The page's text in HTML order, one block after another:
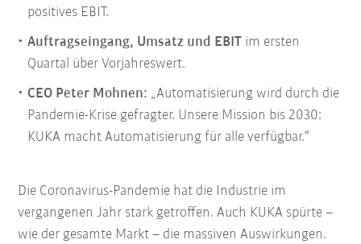
positives EBIT.
Auftragseingang, Umsatz und EBIT im ersten
Quartal über Vorjahreswert.
CEO Peter Mohnen: „Automatisierung wird durch die
Pandemie-Krise gefragter. Unsere Mission bis 2030:
KUKA macht Automatisierung für alle verfügbar.“
Die Coronavirus-Pandemie hat die Industrie im
vergangenen Jahr stark getroffen. Auch KUKA spürte –
wie der gesamte Markt – die massiven Auswirkungen.